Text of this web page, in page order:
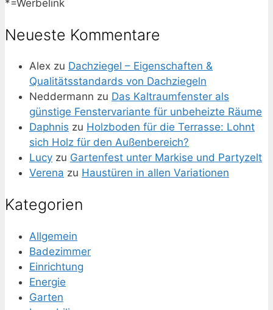
*=Werbelink
Neueste Kommentare
Alex zu Dachziegel – Eigenschaften &
Qualitätsstandards von Dachziegeln
Neddermann zu Das Kaltraumfenster als
günstige Fenstervariante für unbeheizte Räume
Daphnis zu Holzboden für die Terrasse: Lohnt
sich Holz für den Außenbereich?
Lucy zu Gartenfest unter Markise und Partyzelt
Verena zu Haustüren in allen Variationen
Kategorien
Allgemein
Badezimmer
Einrichtung
Energie
Garten